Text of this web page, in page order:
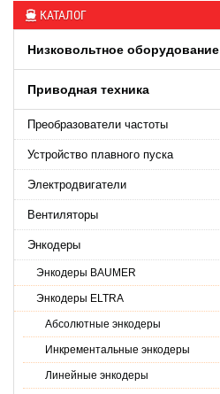
КАТАЛОГ
Низковольтное оборудование
Приводная техника
Преобразователи частоты
Устройство плавного пуска
Электродвигатели
Вентиляторы
Энкодеры
Энкодеры BAUMER
Энкодеры ELTRA
Абсолютные энкодеры
Инкрементальные энкодеры
Линейные энкодеры